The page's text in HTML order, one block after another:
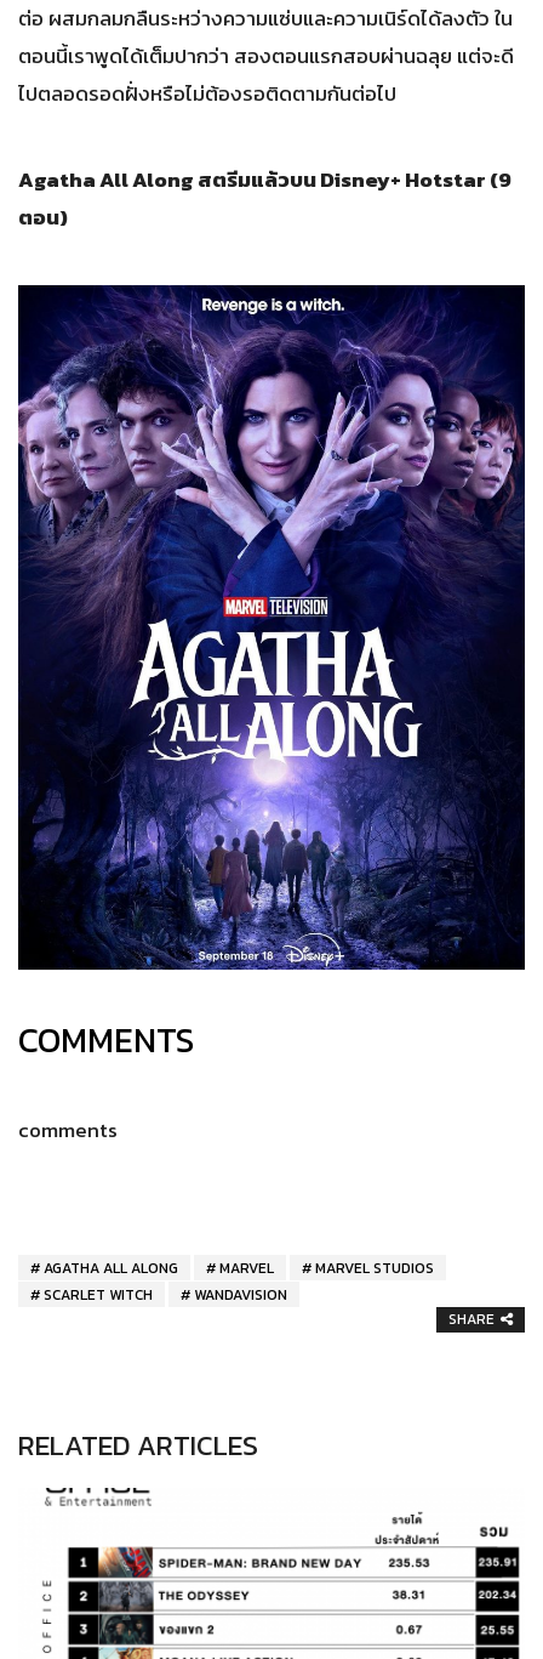
ต่อ ผสมกลมกลืนระหว่างความแซ่บและความเนิร์ดได้ลงตัว ใน
ตอนนี้เราพูดได้เต็มปากว่า สองตอนแรกสอบผ่านฉลุย แต่จะดี
ไปตลอดรอดฝั่งหรือไม่ต้องรอติดตามกันต่อไป
Agatha All Along สตรีมแล้วบน Disney+ Hotstar (9
ตอน)
COMMENTS
comments
AGATHA ALL ALONG MARVEL
MARVEL STUDIOS
SCARLET WITCH
WANDAVISION
SHARE
RELATED ARTICLES